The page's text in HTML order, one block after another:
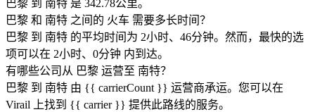
巴黎 到 南特 是 342.78公里。
巴黎 和 南特 之间的 火车 需要多长时间？
巴黎 到 南特 的平均时间为 2小时、46分钟。然而，最快的选
项可以在 2小时、0分钟 内到达。
有哪些公司从 巴黎 运营至 南特？
巴黎 到 南特 由 {{ car​​rierCount }} 运营商承运。您可以在
Virail 上找到 {{ car​​rier }} 提供此路线的服务。